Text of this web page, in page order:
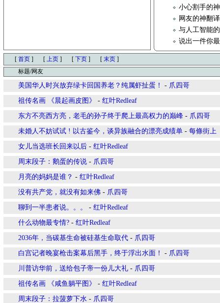
小心割手的
网友的神翻
与人工智能
说出一件你
[ 首页 ] [ 上页 ] [ 下页 ] [ 末页 ]
标题/网友
美国华人时兴放弃绿卡回国养老？纯属虾扯蛋！ - 爪四哥
祖传名画 《晨起画皮图》 - 红叶Redleaf
东方不亮西方亮，老毛的孙子终于爬上最高权力的巅峰 - 爪四哥
未婚人不妨试试 ! 以古鉴今，谈异族融合的漂亮成绩单 - 每條街上
女儿当选班长回来以后 - 红叶Redleaf
周末段子：鹅蛋的传说 - 爪四哥
月亮的妈妈是谁？ - 红叶Redleaf
没有共产党，就没有如来佛 - 爪四哥
聊到一半患者说。。。 - 红叶Redleaf
什么动物最专情? - 红叶Redleaf
2036年，当碳基生命被硅基生命取代 - 爪四哥
白宫记者晚宴枪击案幕后黑手，终于浮出水面！ - 爪四哥
川普访华前，送给包子帝一份儿大礼 - 爪四哥
祖传名画 《咸鱼躺平图》 - 红叶Redleaf
周末段子：拉菠萝下水 - 爪四哥